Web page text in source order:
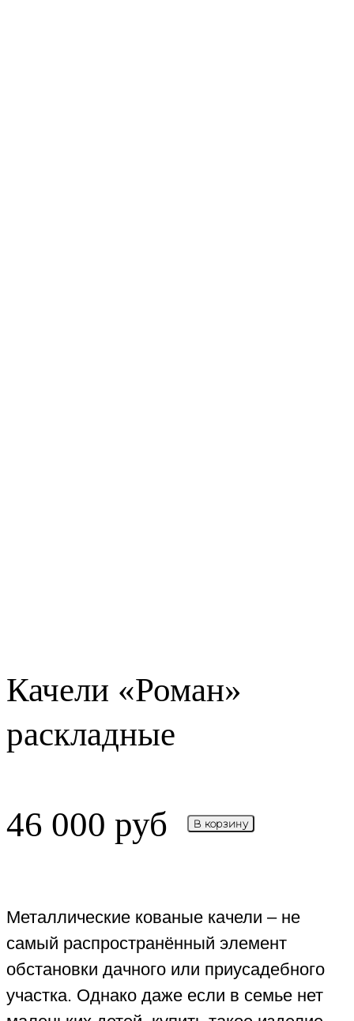
Качели «Роман»
раскладные
46 000 руб В корзину
Металлические кованые качели – не
самый распространённый элемент
обстановки дачного или приусадебного
участка. Однако даже если в семье нет